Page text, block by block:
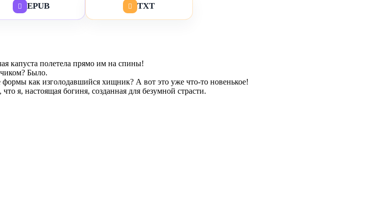
EPUB TXT
капуста полетела прямо им на спины!
Было.
как изголодавшийся хищник? А вот это уже что-то новенькое!
я, настоящая богиня, созданная для безумной страсти.